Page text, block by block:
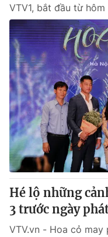
Liên hệ quảng cáo: 024-
® Cấm sao chép dưới
thông tin từ website này.
VTV1, bắt đầu từ hôm
Hé lộ những
3 trước ngày
VTV.vn - Hoa cỏ